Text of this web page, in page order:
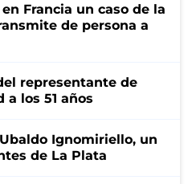
Francia un caso de la
de persona a
representante de
a los 51 años
Ignomiriello, un
de La Plata